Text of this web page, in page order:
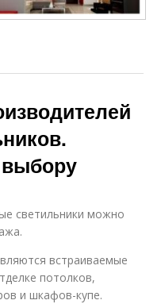
светильники можно
встраиваемые
потолков,
и шкафов-купе.